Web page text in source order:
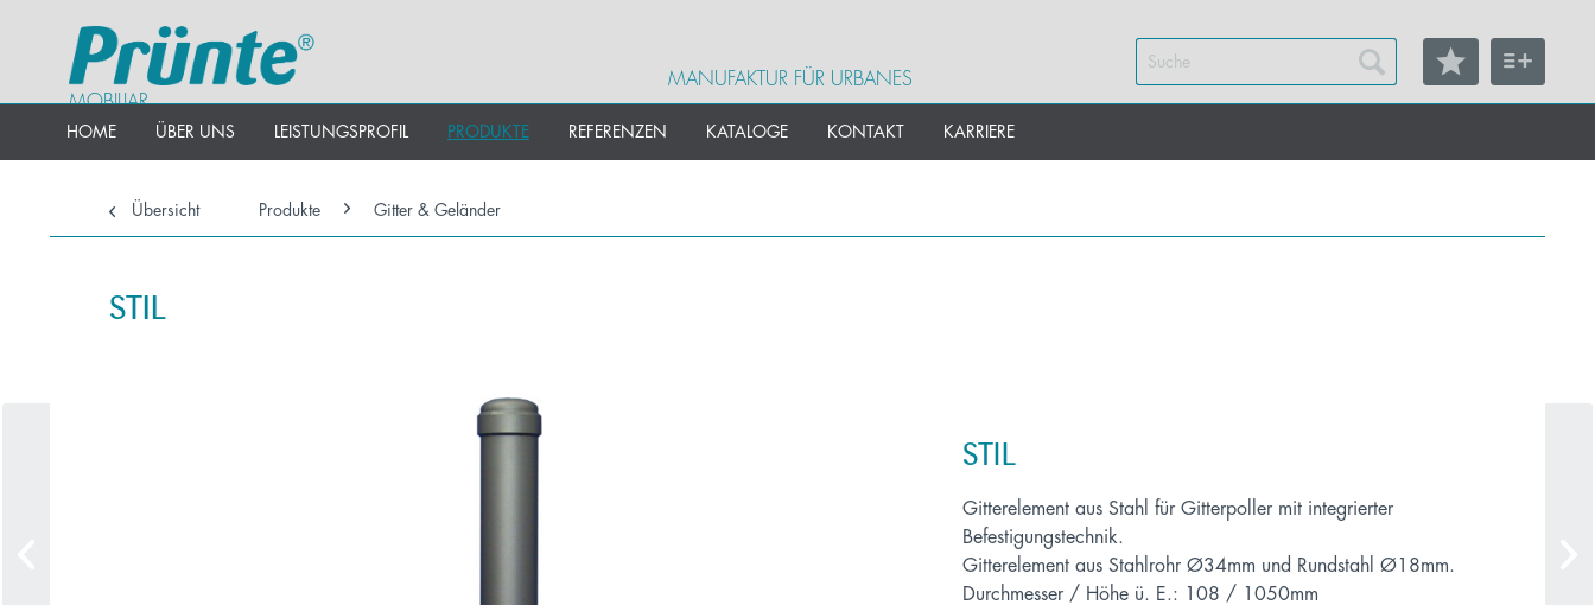
MANUFAKTUR FÜR URBANES
MOBILIAR
HOME ÜBER UNS LEISTUNGSPROFIL PRODUKTE REFERENZEN KATALOGE KONTAKT KARRIERE
Übersicht Produkte Gitter & Geländer
STIL
STIL
Gitterelement aus Stahl für Gitterpoller mit integrierter
Befestigungstechnik.
Gitterelement aus Stahlrohr Ø34mm und Rundstahl Ø18mm.
Durchmesser / Höhe ü. E.: 108 / 1050mm